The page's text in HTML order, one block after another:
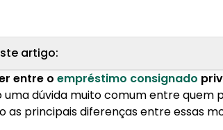
artigo:
Pessoal?
Consignado Privado?
entre o empréstimo consignado
uma dúvida muito comum entre quem
as principais diferenças entre essas